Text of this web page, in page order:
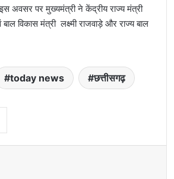
अवसर पर मुख्यमंत्री ने केंद्रीय राज्य मंत्री
विकास मंत्री लक्ष्मी राजवाड़े और राज्य बाल
today news छत्तीसगढ़